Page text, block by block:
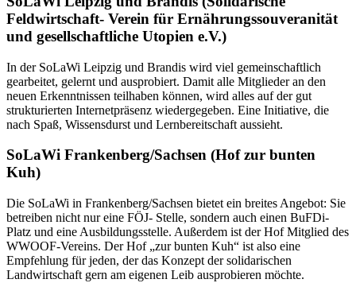
Feldwirtschaft- Verein für Ernährungssouveranität
und gesellschaftliche Utopien e.V.)
In der SoLaWi Leipzig und Brandis wird viel gemeinschaftlich
gearbeitet, gelernt und ausprobiert. Damit alle Mitglieder an den
neuen Erkenntnissen teilhaben können, wird alles auf der gut
strukturierten Internetpräsenz wiedergegeben. Eine Initiative, die
nach Spaß, Wissensdurst und Lernbereitschaft aussieht.
SoLaWi Frankenberg/Sachsen (Hof zur bunten
Kuh)
Die SoLaWi in Frankenberg/Sachsen bietet ein breites Angebot: Sie
betreiben nicht nur eine FÖJ- Stelle, sondern auch einen BuFDi-
Platz und eine Ausbildungsstelle. Außerdem ist der Hof Mitglied des
WWOOF-Vereins. Der Hof „zur bunten Kuh“ ist also eine
Empfehlung für jeden, der das Konzept der solidarischen
Landwirtschaft gern am eigenen Leib ausprobieren möchte.